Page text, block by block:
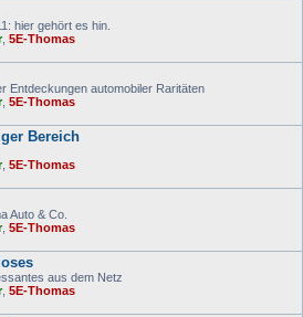
hier gehört es hin.
, 5E-Thomas
Entdeckungen automobiler Raritäten
, 5E-Thomas
Bereich
, 5E-Thomas
Auto & Co.
, 5E-Thomas
aus dem Netz
, 5E-Thomas